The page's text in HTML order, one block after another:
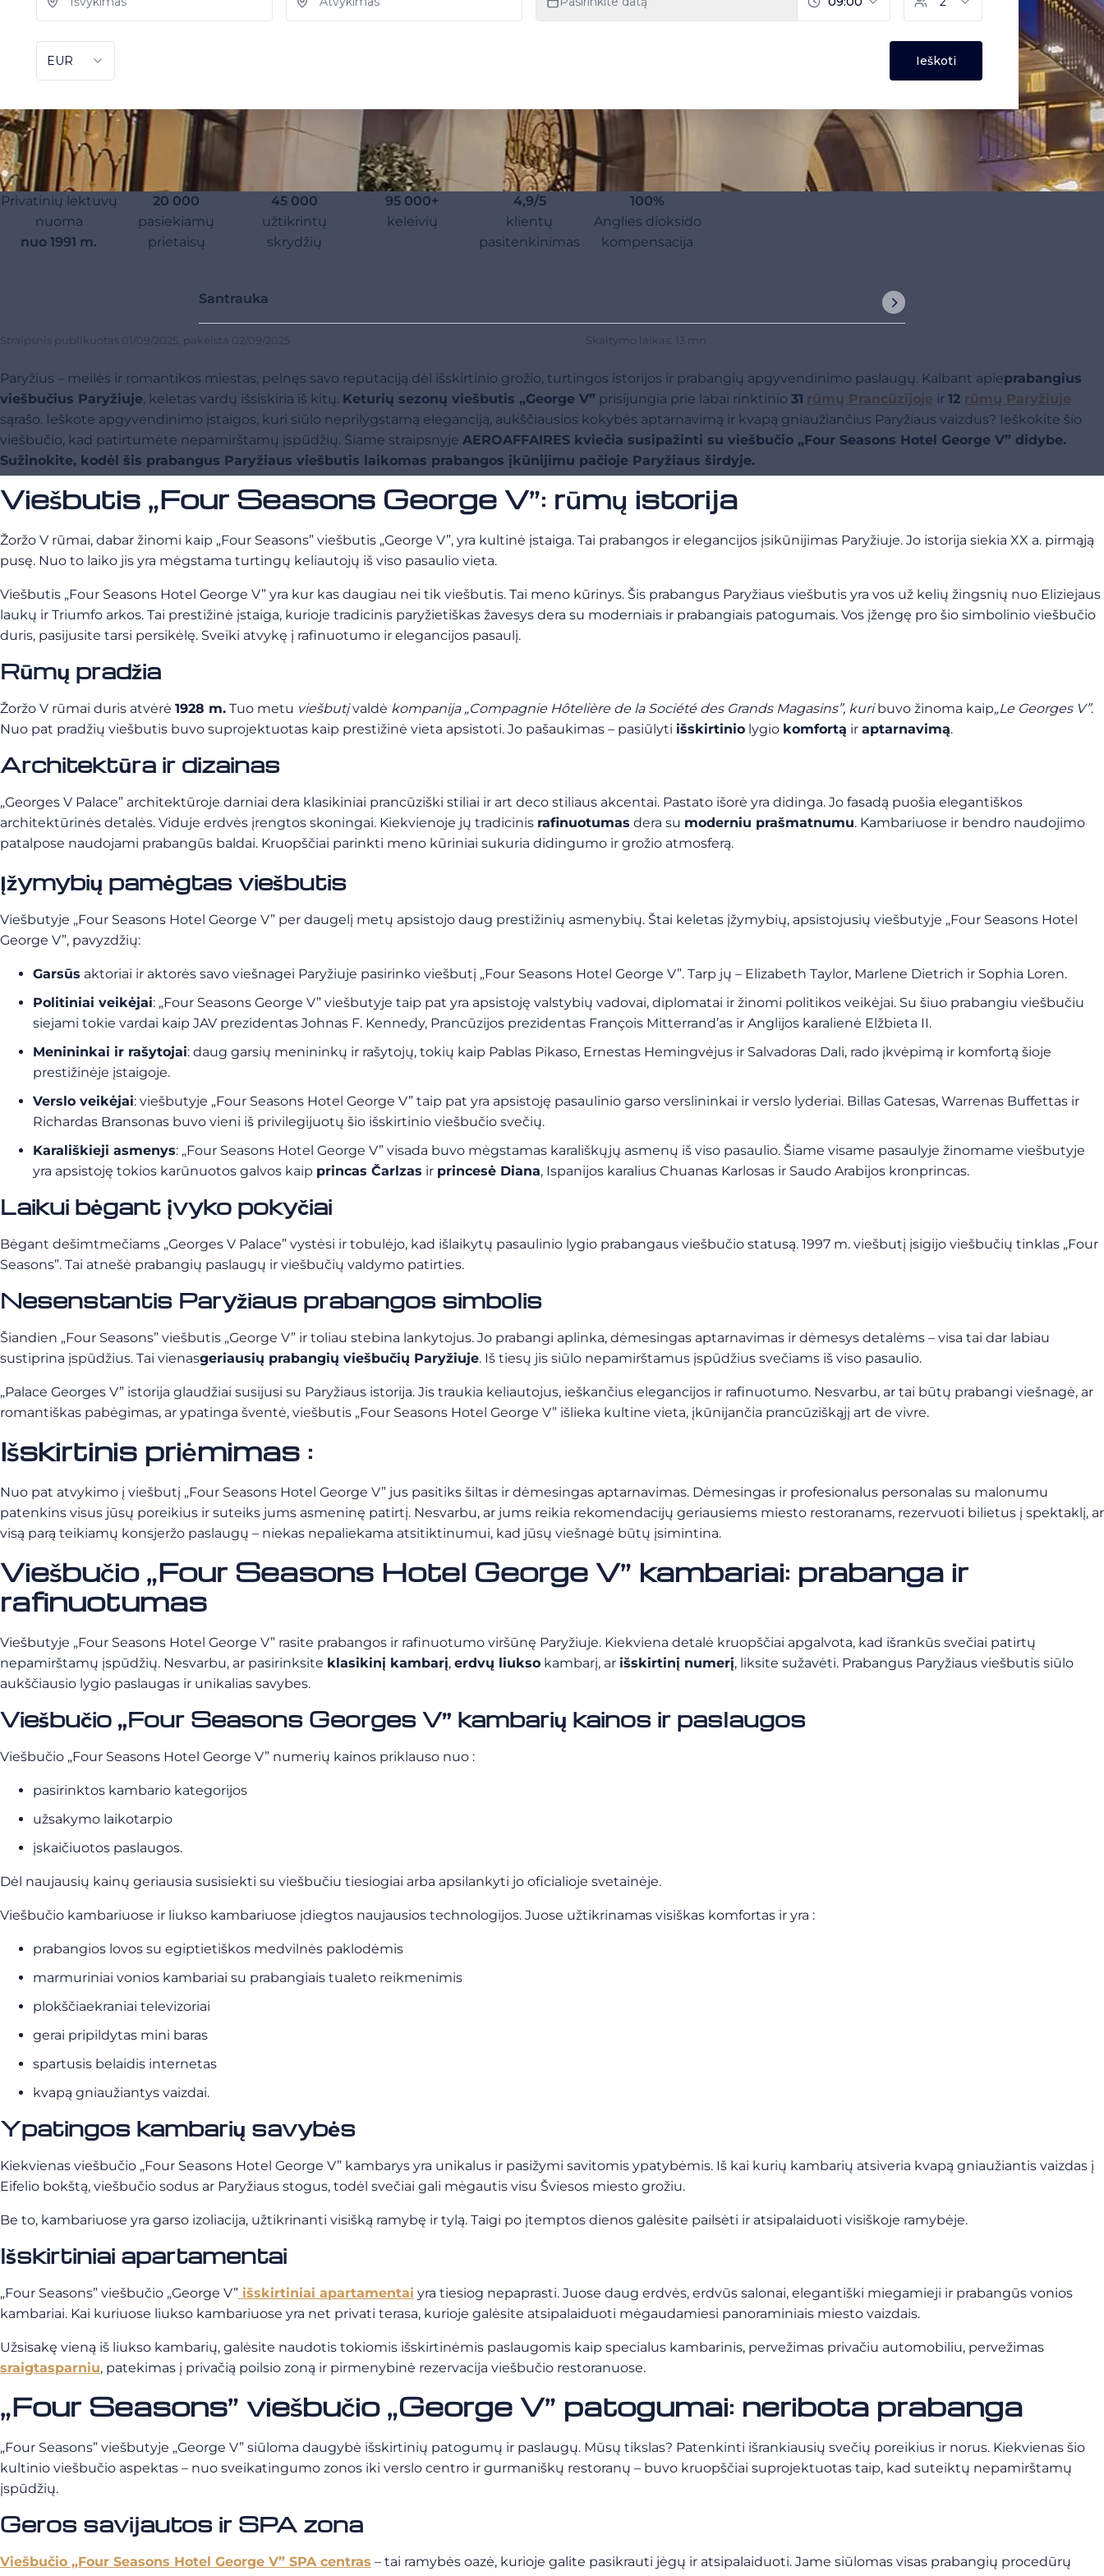
Privatinių lėktuvų
nuoma
nuo 1991 m.
20 000
pasiekiamų
prietaisų
45 000
užtikrintų
skrydžių
95 000+
keleivių
4,9/5
klientų
pasitenkinimas
100%
Anglies dioksido
kompensacija
Santrauka
Straipsnis publikuotas 01/09/2025 , pakeista 02/09/2025 Skaitymo laikas: 13 mn
Paryžius – meilės ir romantikos miestas, pelnęs savo reputaciją dėl išskirtinio grožio, turtingos istorijos ir prabangių apgyvendinimo paslaugų. Kalbant apieprabangius
viešbučius Paryžiuje, keletas vardų išsiskiria iš kitų. Keturių sezonų viešbutis „George V” prisijungia prie labai rinktinio 31 rūmų Prancūzijoje ir 12 rūmų Paryžiuje
sąrašo. Ieškote apgyvendinimo įstaigos, kuri siūlo neprilygstamą eleganciją, aukščiausios kokybės aptarnavimą ir kvapą gniaužiančius Paryžiaus vaizdus? Ieškokite šio
viešbučio, kad patirtumėte nepamirštamų įspūdžių. Šiame straipsnyje AEROAFFAIRES kviečia susipažinti su viešbučio „Four Seasons Hotel George V” didybe.
Sužinokite, kodėl šis prabangus Paryžiaus viešbutis laikomas prabangos įkūnijimu pačioje Paryžiaus širdyje.
Viešbutis „Four Seasons George V”: rūmų istorija
Žoržo V rūmai, dabar žinomi kaip „Four Seasons” viešbutis „George V”, yra kultinė įstaiga. Tai prabangos ir elegancijos įsikūnijimas Paryžiuje. Jo istorija siekia XX a. pirmąją
pusę. Nuo to laiko jis yra mėgstama turtingų keliautojų iš viso pasaulio vieta.
Viešbutis „Four Seasons Hotel George V” yra kur kas daugiau nei tik viešbutis. Tai meno kūrinys. Šis prabangus Paryžiaus viešbutis yra vos už kelių žingsnių nuo Eliziejaus
laukų ir Triumfo arkos. Tai prestižinė įstaiga, kurioje tradicinis paryžietiškas žavesys dera su moderniais ir prabangiais patogumais. Vos įžengę pro šio simbolinio viešbučio
duris, pasijusite tarsi persikėlę. Sveiki atvykę į rafinuotumo ir elegancijos pasaulį.
Rūmų pradžia
Žoržo V rūmai duris atvėrė 1928 m. Tuo metu viešbutįvaldė kompanija „Compagnie Hôtelière de la Société des Grands Magasins”, kuribuvo žinoma kaip„Le Georges V”.
Nuo pat pradžių viešbutis buvo suprojektuotas kaip prestižinė vieta apsistoti. Jo pašaukimas – pasiūlyti išskirtinio lygio komfortą ir aptarnavimą.
Architektūra ir dizainas
„Georges V Palace” architektūroje darniai dera klasikiniai prancūziški stiliai ir art deco stiliaus akcentai. Pastato išorė yra didinga. Jo fasadą puošia elegantiškos
architektūrinės detalės. Viduje erdvės įrengtos skoningai. Kiekvienoje jų tradicinis rafinuotumas dera su moderniu prašmatnumu. Kambariuose ir bendro naudojimo
patalpose naudojami prabangūs baldai. Kruopščiai parinkti meno kūriniai sukuria didingumo ir grožio atmosferą.
Įžymybių pamėgtas viešbutis
Viešbutyje „Four Seasons Hotel George V” per daugelį metų apsistojo daug prestižinių asmenybių. Štai keletas įžymybių, apsistojusių viešbutyje „Four Seasons Hotel
George V”, pavyzdžių:
Garsūs aktoriai ir aktorės savo viešnagei Paryžiuje pasirinko viešbutį „Four Seasons Hotel George V”. Tarp jų – Elizabeth Taylor, Marlene Dietrich ir Sophia Loren.
Politiniai veikėjai: „Four Seasons George V” viešbutyje taip pat yra apsistoję valstybių vadovai, diplomatai ir žinomi politikos veikėjai. Su šiuo prabangiu viešbučiu
siejami tokie vardai kaip JAV prezidentas Johnas F. Kennedy, Prancūzijos prezidentas François Mitterrand’as ir Anglijos karalienė Elžbieta II.
Menininkai ir rašytojai: daug garsių menininkų ir rašytojų, tokių kaip Pablas Pikaso, Ernestas Hemingvėjus ir Salvadoras Dali, rado įkvėpimą ir komfortą šioje
prestižinėje įstaigoje.
Verslo veikėjai: viešbutyje „Four Seasons Hotel George V” taip pat yra apsistoję pasaulinio garso verslininkai ir verslo lyderiai. Billas Gatesas, Warrenas Buffettas ir
Richardas Bransonas buvo vieni iš privilegijuotų šio išskirtinio viešbučio svečių.
Karališkieji asmenys: „Four Seasons Hotel George V” visada buvo mėgstamas karališkųjų asmenų iš viso pasaulio. Šiame visame pasaulyje žinomame viešbutyje
yra apsistoję tokios karūnuotos galvos kaip princas Čarlzas ir princesė Diana, Ispanijos karalius Chuanas Karlosas ir Saudo Arabijos kronprincas.
Laikui bėgant įvyko pokyčiai
Bėgant dešimtmečiams „Georges V Palace” vystėsi ir tobulėjo, kad išlaikytų pasaulinio lygio prabangaus viešbučio statusą. 1997 m. viešbutį įsigijo viešbučių tinklas „Four
Seasons”. Tai atnešė prabangių paslaugų ir viešbučių valdymo patirties.
Nesenstantis Paryžiaus prabangos simbolis
Šiandien „Four Seasons” viešbutis „George V” ir toliau stebina lankytojus. Jo prabangi aplinka, dėmesingas aptarnavimas ir dėmesys detalėms – visa tai dar labiau
sustiprina įspūdžius. Tai vienasgeriausių prabangių viešbučių Paryžiuje. Iš tiesų jis siūlo nepamirštamus įspūdžius svečiams iš viso pasaulio.
„Palace Georges V” istorija glaudžiai susijusi su Paryžiaus istorija. Jis traukia keliautojus, ieškančius elegancijos ir rafinuotumo. Nesvarbu, ar tai būtų prabangi viešnagė, ar
romantiškas pabėgimas, ar ypatinga šventė, viešbutis „Four Seasons Hotel George V” išlieka kultine vieta, įkūnijančia prancūziškąjį art de vivre.
Išskirtinis priėmimas :
Nuo pat atvykimo į viešbutį „Four Seasons Hotel George V” jus pasitiks šiltas ir dėmesingas aptarnavimas. Dėmesingas ir profesionalus personalas su malonumu
patenkins visus jūsų poreikius ir suteiks jums asmeninę patirtį. Nesvarbu, ar jums reikia rekomendacijų geriausiems miesto restoranams, rezervuoti bilietus į spektaklį, ar
visą parą teikiamų konsjeržo paslaugų – niekas nepaliekama atsitiktinumui, kad jūsų viešnagė būtų įsimintina.
Viešbučio „Four Seasons Hotel George V” kambariai: prabanga ir
rafinuotumas
Viešbutyje „Four Seasons Hotel George V” rasite prabangos ir rafinuotumo viršūnę Paryžiuje. Kiekviena detalė kruopščiai apgalvota, kad išrankūs svečiai patirtų
nepamirštamų įspūdžių. Nesvarbu, ar pasirinksite klasikinį kambarį, erdvų liukso kambarį, ar išskirtinį numerį, liksite sužavėti. Prabangus Paryžiaus viešbutis siūlo
aukščiausio lygio paslaugas ir unikalias savybes.
Viešbučio „Four Seasons Georges V” kambarių kainos ir paslaugos
Viešbučio „Four Seasons Hotel George V” numerių kainos priklauso nuo :
pasirinktos kambario kategorijos
užsakymo laikotarpio
įskaičiuotos paslaugos.
Dėl naujausių kainų geriausia susisiekti su viešbučiu tiesiogiai arba apsilankyti jo oficialioje svetainėje.
Viešbučio kambariuose ir liukso kambariuose įdiegtos naujausios technologijos. Juose užtikrinamas visiškas komfortas ir yra :
prabangios lovos su egiptietiškos medvilnės paklodėmis
marmuriniai vonios kambariai su prabangiais tualeto reikmenimis
plokščiaekraniai televizoriai
gerai pripildytas mini baras
spartusis belaidis internetas
kvapą gniaužiantys vaizdai.
Ypatingos kambarių savybės
Kiekvienas viešbučio „Four Seasons Hotel George V” kambarys yra unikalus ir pasižymi savitomis ypatybėmis. Iš kai kurių kambarių atsiveria kvapą gniaužiantis vaizdas į
Eifelio bokštą, viešbučio sodus ar Paryžiaus stogus, todėl svečiai gali mėgautis visu Šviesos miesto grožiu.
Be to, kambariuose yra garso izoliacija, užtikrinanti visišką ramybę ir tylą. Taigi po įtemptos dienos galėsite pailsėti ir atsipalaiduoti visiškoje ramybėje.
Išskirtiniai apartamentai
„Four Seasons” viešbučio „George V” išskirtiniai apartamentai yra tiesiog nepaprasti. Juose daug erdvės, erdvūs salonai, elegantiški miegamieji ir prabangūs vonios
kambariai. Kai kuriuose liukso kambariuose yra net privati terasa, kurioje galėsite atsipalaiduoti mėgaudamiesi panoraminiais miesto vaizdais.
Užsisakę vieną iš liukso kambarių, galėsite naudotis tokiomis išskirtinėmis paslaugomis kaip specialus kambarinis, pervežimas privačiu automobiliu, pervežimas
sraigtasparniu, patekimas į privačią poilsio zoną ir pirmenybinė rezervacija viešbučio restoranuose.
„Four Seasons” viešbučio „George V” patogumai: neribota prabanga
„Four Seasons” viešbutyje „George V” siūloma daugybė išskirtinių patogumų ir paslaugų. Mūsų tikslas? Patenkinti išrankiausių svečių poreikius ir norus. Kiekvienas šio
kultinio viešbučio aspektas – nuo sveikatingumo zonos iki verslo centro ir gurmaniškų restoranų – buvo kruopščiai suprojektuotas taip, kad suteiktų nepamirštamų
įspūdžių.
Geros savijautos ir SPA zona
Viešbučio „Four Seasons Hotel George V” SPA centras – tai ramybės oazė, kurioje galite pasikrauti jėgų ir atsipalaiduoti. Jame siūlomas visas prabangių procedūrų